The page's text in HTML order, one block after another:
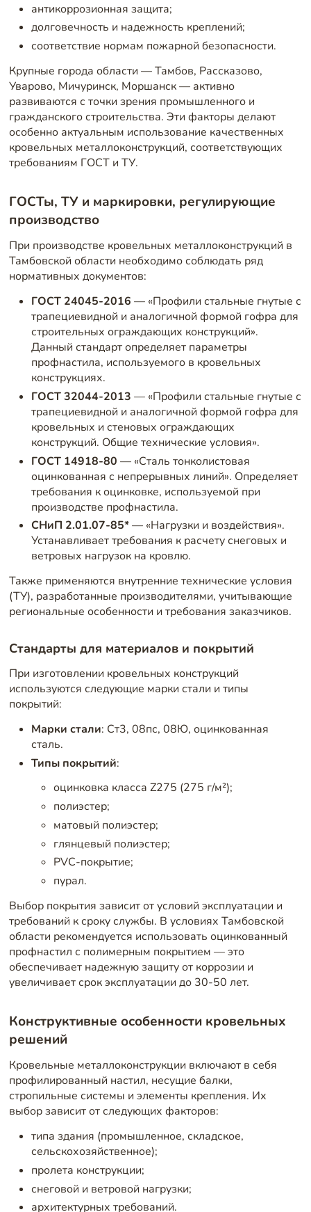
антикоррозионная защита;
долговечность и надежность креплений;
соответствие нормам пожарной безопасности.
Крупные города области — Тамбов, Рассказово,
Уварово, Мичуринск, Моршанск — активно
развиваются с точки зрения промышленного и
гражданского строительства. Эти факторы делают
особенно актуальным использование качественных
кровельных металлоконструкций, соответствующих
требованиям ГОСТ и ТУ.
ГОСТы, ТУ и маркировки, регулирующие
производство
При производстве кровельных металлоконструкций в
Тамбовской области необходимо соблюдать ряд
нормативных документов:
ГОСТ 24045-2016 — «Профили стальные гнутые с
трапециевидной и аналогичной формой гофра для
строительных ограждающих конструкций».
Данный стандарт определяет параметры
профнастила, используемого в кровельных
конструкциях.
ГОСТ 32044-2013 — «Профили стальные гнутые с
трапециевидной и аналогичной формой гофра для
кровельных и стеновых ограждающих
конструкций. Общие технические условия».
ГОСТ 14918-80 — «Сталь тонколистовая
оцинкованная с непрерывных линий». Определяет
требования к оцинковке, используемой при
производстве профнастила.
СНиП 2.01.07-85*— «Нагрузки и воздействия».
Устанавливает требования к расчету снеговых и
ветровых нагрузок на кровлю.
Также применяются внутренние технические условия
(ТУ), разработанные производителями, учитывающие
региональные особенности и требования заказчиков.
Стандарты для материалов и покрытий
При изготовлении кровельных конструкций
используются следующие марки стали и типы
покрытий:
Марки стали: Ст3, 08пс, 08Ю, оцинкованная
сталь.
Типы покрытий:
оцинковка класса Z275 (275 г/м²);
полиэстер;
матовый полиэстер;
глянцевый полиэстер;
PVC-покрытие;
пурал.
Выбор покрытия зависит от условий эксплуатации и
требований к сроку службы. В условиях Тамбовской
области рекомендуется использовать оцинкованный
профнастил с полимерным покрытием — это
обеспечивает надежную защиту от коррозии и
увеличивает срок эксплуатации до 30-50 лет.
Конструктивные особенности кровельных
решений
Кровельные металлоконструкции включают в себя
профилированный настил, несущие балки,
стропильные системы и элементы крепления. Их
выбор зависит от следующих факторов:
типа здания (промышленное, складское,
сельскохозяйственное);
пролета конструкции;
снеговой и ветровой нагрузки;
архитектурных требований.